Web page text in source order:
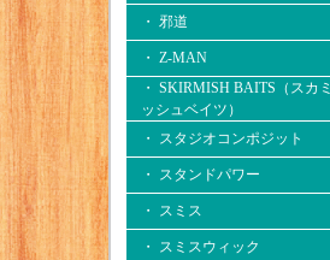
・ 邪道
・ Z-MAN
・ SKIRMISH BAITS（スカミ
ッシュベイツ）
・ スタジオコンポジット
・ スタンドパワー
・ スミス
・ スミスウィック